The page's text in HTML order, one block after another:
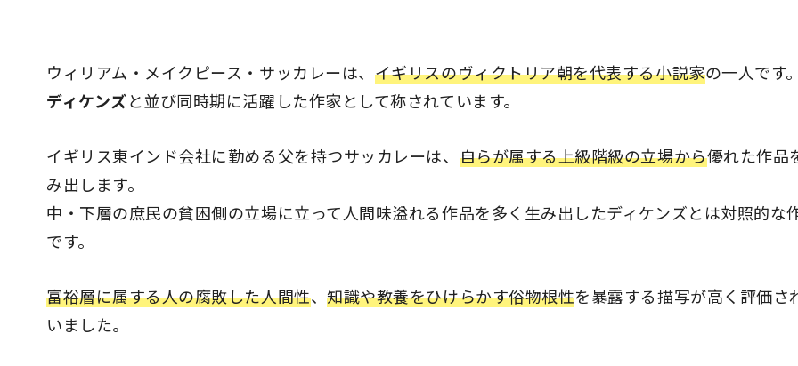
ウィリアム・メイクピース・サッカレーは、 イギリスのヴィクトリア朝を代表する小説家の一人です
ディケンズと並び同時期に活躍した作家として称されています。
イギリス東インド会社に勤める父を持つサッカレーは、 自らが属する上級階級の立場から優れた作品
み出します。
中・下層の庶民の貧困側の立場に立って人間味溢れる作品を多く生み出したディケンズとは対照的な
です。
富裕層に属する人の腐敗した人間性、知識や教養をひけらかす俗物根性を暴露する描写が高く評価さ
いました。